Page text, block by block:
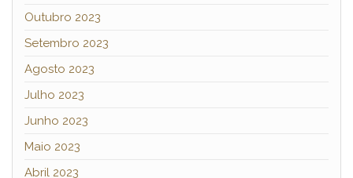
Outubro 2023
Setembro 2023
Agosto 2023
Julho 2023
Junho 2023
Maio 2023
Abril 2023